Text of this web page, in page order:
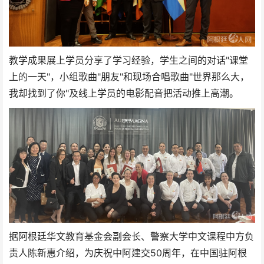
教学成果展上学员分享了学习经验，学生之间的对话"课堂
上的一天"，小组歌曲"朋友"和现场合唱歌曲"世界那么大，
我却找到了你"及线上学员的电影配音把活动推上高潮。
据阿根廷华文教育基金会副会长、警察大学中文课程中方负
责人陈新惠介绍，为庆祝中阿建交50周年，在中国驻阿根